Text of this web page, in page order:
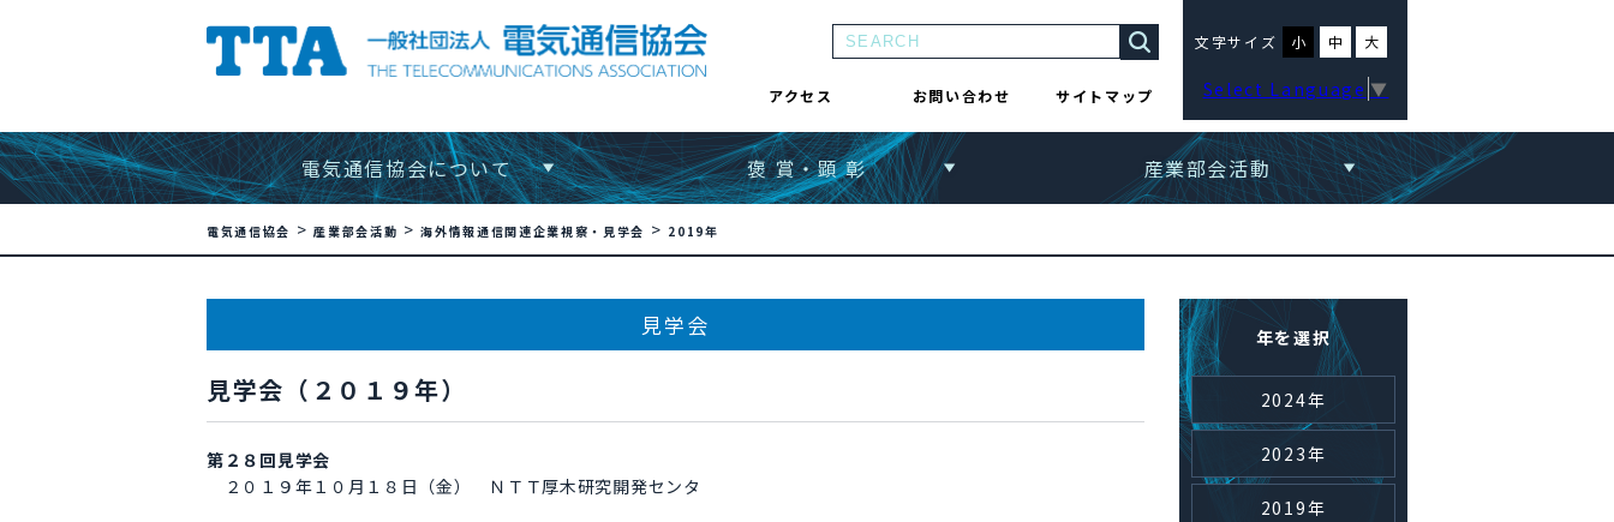
アクセス お問い合わせ サイトマップ
文字サイズ 小 中 大
Select Language ▼
電気通信協会について 褒 賞・顕 彰 産業部会活動
電気通信協会 >産業部会活動 >海外情報通信関連企業視察・見学会 > 2019年
年を選択
2024年
2023年
2019年
見学会
見学会（２０１９年）
第２８回見学会
２０１９年１０月１８日（金） ＮＴＴ厚木研究開発センタ